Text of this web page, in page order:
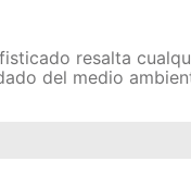
resalta
del medio